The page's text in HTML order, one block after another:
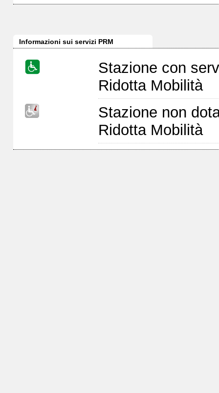
Informazioni sui servizi PRM
Stazione con
Ridotta Mobilità
Stazione non
Ridotta Mobilità